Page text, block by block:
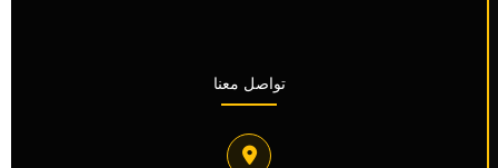
تواصل معنا